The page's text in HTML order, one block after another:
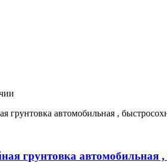
грунтовка автомобильная